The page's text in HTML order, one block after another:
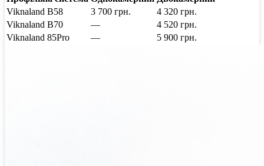
Viknaland B58
3 700 грн. 4 320 грн.
Viknaland B70
— 4 520 грн.
Viknaland 85Pro
— 5 900 грн.